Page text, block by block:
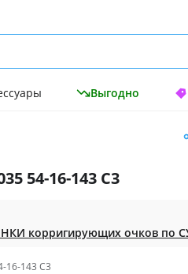
Выгодно
54-16-143 С3
16-143 С3